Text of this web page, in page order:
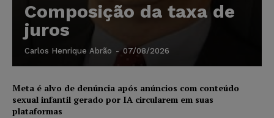
Composição da taxa de
juros
Carlos Henrique Abrão - 07/08/2026
Meta é alvo de denúncia após anúncios com conteúdo
sexual infantil gerado por IA circularem em suas
plataformas